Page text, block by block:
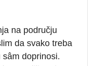
na području
da svako treba
doprinosi.